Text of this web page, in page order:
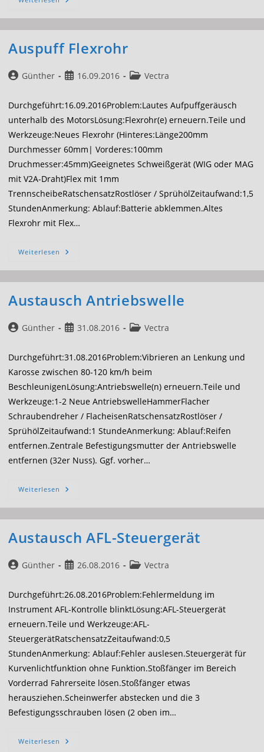
Auspuff Flexrohr
Beitrags-
Günther
Beitrag16.09.2016
Beitrags-
Vectra
Durchgeführt:16.09.2016Problem:Lautes Aufpuffgeräusch
unterhalb des MotorsLösung:Flexrohr(e) erneuern.Teile und
Werkzeuge:Neues Flexrohr (Hinteres:Länge200mm
Durchmesser 60mm| Vorderes:100mm
Druchmesser:45mm)Geeignetes Schweißgerät (WIG oder MAG
mit V2A-Draht)Flex mit 1mm
TrennscheibeRatschensatzRostlöser / SprühölZeitaufwand:1,5
StundenAnmerkung: Ablauf:Batterie abklemmen.Altes
Flexrohr mit Flex…
Weiterlesen Auspuff
Austausch Antriebswelle
Beitrags-
Günther
Beitrag
31.08.2016
Beitrags-
Vectra
Durchgeführt:31.08.2016Problem:Vibrieren an Lenkung und
Karosse zwischen 80-120 km/h beim
BeschleunigenLösung:Antriebswelle(n) erneuern.Teile und
Werkzeuge:1-2 Neue AntriebswelleHammerFlacher
Schraubendreher / FlacheisenRatschensatzRostlöser /
SprühölZeitaufwand:1 StundeAnmerkung: Ablauf:Reifen
entfernen.Zentrale Befestigungsmutter der Antriebswelle
entfernen (32er Nuss). Ggf. vorher…
Weiterlesen Austausch
Austausch AFL-Steuergerät
Beitrags-
Günther
Beitrag
26.08.2016
Beitrags-
Vectra
Durchgeführt:26.08.2016Problem:Fehlermeldung im
Instrument AFL-Kontrolle blinktLösung:AFL-Steuergerät
erneuern.Teile und Werkzeuge:AFL-
SteuergerätRatschensatzZeitaufwand:0,5
StundenAnmerkung: Ablauf:Fehler auslesen.Steuergerät für
Kurvenlichtfunktion ohne Funktion.Stoßfänger im Bereich
Vorderrad Fahrerseite lösen.Stoßfänger etwas
herausziehen.Scheinwerfer abstecken und die 3
Befestigungsschrauben lösen (2 oben im…
Weiterlesen Austausch